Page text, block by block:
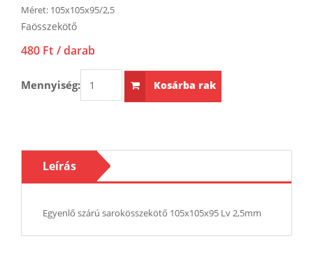
Méret: 105x105x95/2,5
Faösszekötő
480 Ft / darab
Mennyiség: Kosárba rak
Leírás
Egyenlő szárú sarokösszekötő 105x105x95 Lv 2,5mm